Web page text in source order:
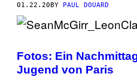
01.22.20BY PAUL DOUARD
Fotos: Ein
Jugend von Paris